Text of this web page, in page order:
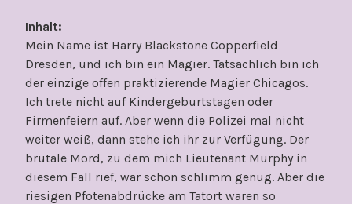
Inhalt:
Mein Name ist Harry Blackstone Copperfield
Dresden, und ich bin ein Magier. Tatsächlich bin ich
der einzige offen praktizierende Magier Chicagos.
Ich trete nicht auf Kindergeburtstagen oder
Firmenfeiern auf. Aber wenn die Polizei mal nicht
weiter weiß, dann stehe ich ihr zur Verfügung. Der
brutale Mord, zu dem mich Lieutenant Murphy in
diesem Fall rief, war schon schlimm genug. Aber die
riesigen Pfotenabdrücke am Tatort waren so